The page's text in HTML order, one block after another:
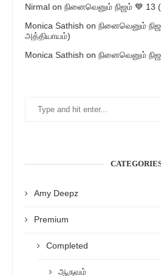
Nirmal on நினைவெனும் நிஜம் 💙 13
Monica Sathish on நினைவெனும்
அத்தியாயம்)
Monica Sathish on நினைவெனும்
Amy Deepz
Premium
Completed
ஆருவம்